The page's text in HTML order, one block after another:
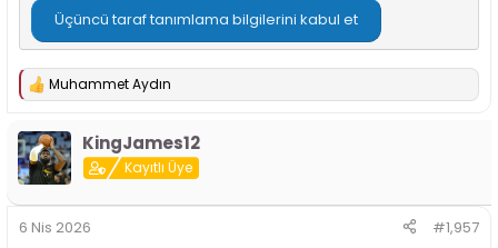
Üçüncü taraf tanımlama bilgilerini kabul et
T
p
k
i
l
Muhammet Aydın
KingJames12
Kayıtlı Üye
6 Nis 2026 #1,957